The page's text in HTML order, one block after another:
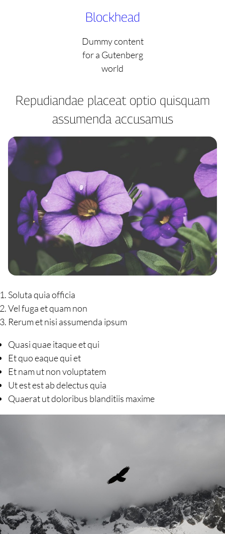
Blockhead
Dummy content
for a Gutenberg
world
Repudiandae placeat optio quisquam
assumenda accusamus
Soluta quia officia
Vel fuga et quam non
Rerum et nisi assumenda ipsum
Quasi quae itaque et qui
Et quo eaque qui et
Et nam ut non voluptatem
Ut est est ab delectus quia
Quaerat ut doloribus blanditiis maxime